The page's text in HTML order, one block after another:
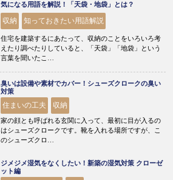
気になる用語を解説！「天袋・地袋」とは？
収納 知っておきたい用語解説
住宅を建築するにあたって、収納のことをいろいろ考
えたり調べたりしていると、「天袋」「地袋」という
言葉を聞いたこ…
臭いは設備や素材でカバー！シューズクロークの臭い
対策
住まいの工夫 収納
家の顔とも呼ばれる玄関に入って、最初に目が入るの
はシューズクロークです。靴を入れる場所ですが、こ
のシューズクロ…
ジメジメ湿気をなくしたい！新築の湿気対策 クローゼ
ット編